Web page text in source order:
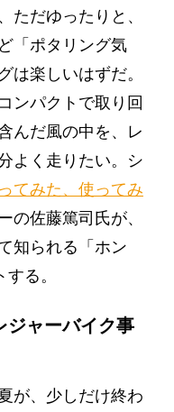
ただゆったりと、
「ポタリング気
は楽しいはずだ。
ンパクトで取り回
んだ風の中を、レ
よく走りたい。シ
てみた、使ってみ
の佐藤篤司氏が、
知られる「ホン
る。
ジャーバイク事
が、少しだけ終わ